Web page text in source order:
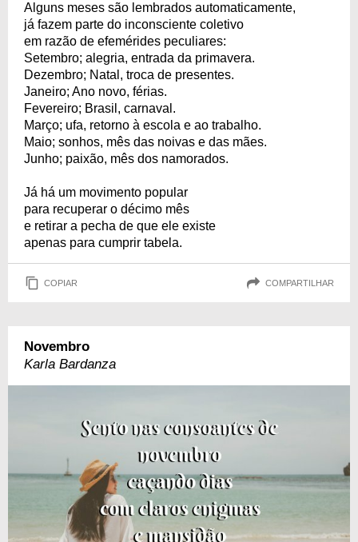
Alguns meses são lembrados automaticamente,
já fazem parte do inconsciente coletivo
em razão de efemérides peculiares:
Setembro; alegria, entrada da primavera.
Dezembro; Natal, troca de presentes.
Janeiro; Ano novo, férias.
Fevereiro; Brasil, carnaval.
Março; ufa, retorno à escola e ao trabalho.
Maio; sonhos, mês das noivas e das mães.
Junho; paixão, mês dos namorados.
Já há um movimento popular
para recuperar o décimo mês
e retirar a pecha de que ele existe
apenas para cumprir tabela.
COPIAR COMPARTILHAR
Novembro
Karla Bardanza